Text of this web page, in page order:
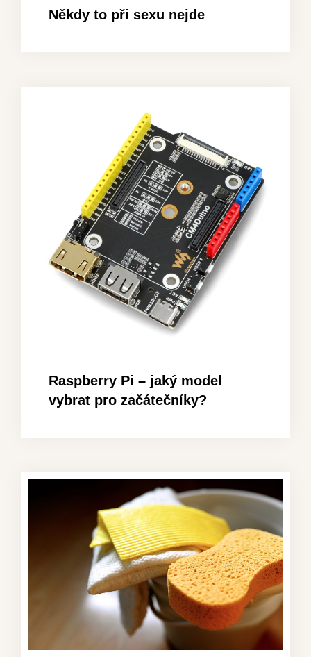
Někdy to při sexu nejde
Raspberry Pi – jaký model
vybrat pro začátečníky?